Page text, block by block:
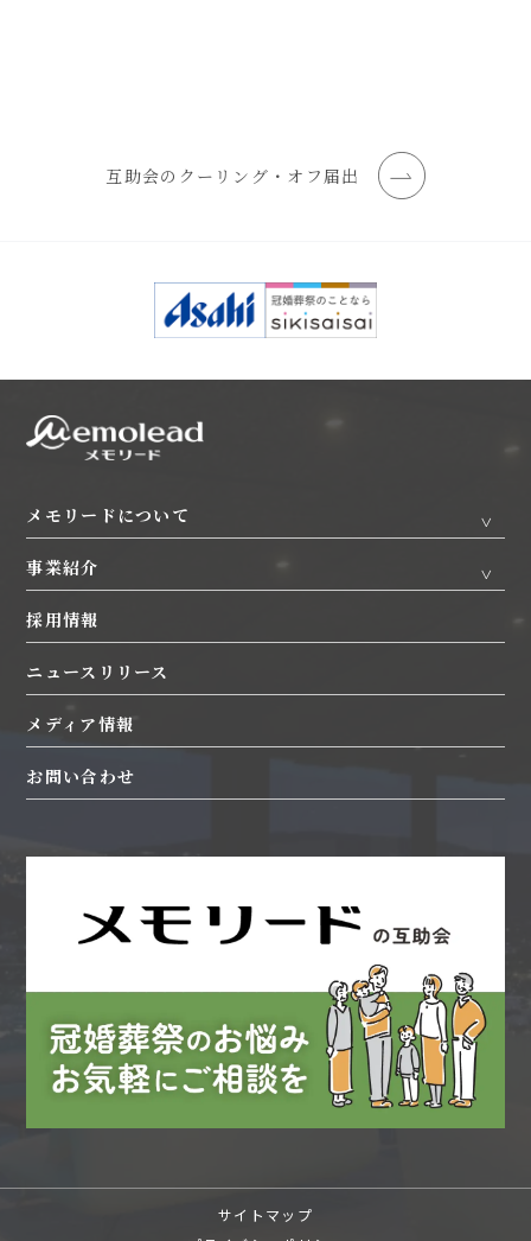
互助会のクーリング・オフ届出
メモリードについて
トップメッセージ
沿革
エリア・各社概要
施設一覧
CSR活動
SDGs活動
事業紹介
ホテル
レストラン
レンタルコスチューム
観光
指定管理業務
ワイン農産物
映像・写真
ホテル運営受託
婚礼運営受託
飲食店
新しい葬送
商品開発
採用情報
ニュースリリース
メディア情報
お問い合わせ
サイトマップ